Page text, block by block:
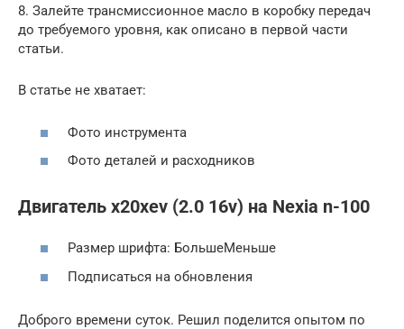
8. Залейте трансмиссионное масло в коробку передач
до требуемого уровня, как описано в первой части
статьи.
В статье не хватает:
Фото инструмента
Фото деталей и расходников
Двигатель x20xev (2.0 16v) на Nexia n-100
Размер шрифта: БольшеМеньше
Подписаться на обновления
Доброго времени суток. Решил поделится опытом по